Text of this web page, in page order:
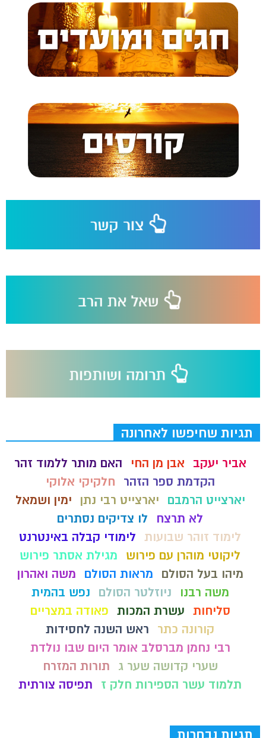
תגיות שחיפשו לאחרונה
אביר יעקב אבן מן החי
האם מותר ללמוד זהר
הקדמת ספר הזהר
חלקיקי אלוקי
יארצייט הרמבם
יארצייט רבי נתן
ימין ושמאל
לא תרצח
לו צדיקים נסתרים
לימוד זוהר שבועות לימודי קבלה באינטרנט
ליקוטי מוהרן עם פירוש
מגילת אסתר פירוש
מיהו בעל הסולם
מראות הסולם
משה ואהרון
משה רבנו
ניוזלטר הסולם
נפש בהמית
סליחות עשרת המכות פאודה במצריים
קורונה כתר
ראש השנה לחסידות
רבי נחמן מברסלב אומר היום שבו נולדת
שערי קדושה שער ג
תורות המזרח
תלמוד עשר הספירות חלק ז
תפיסה צורתית